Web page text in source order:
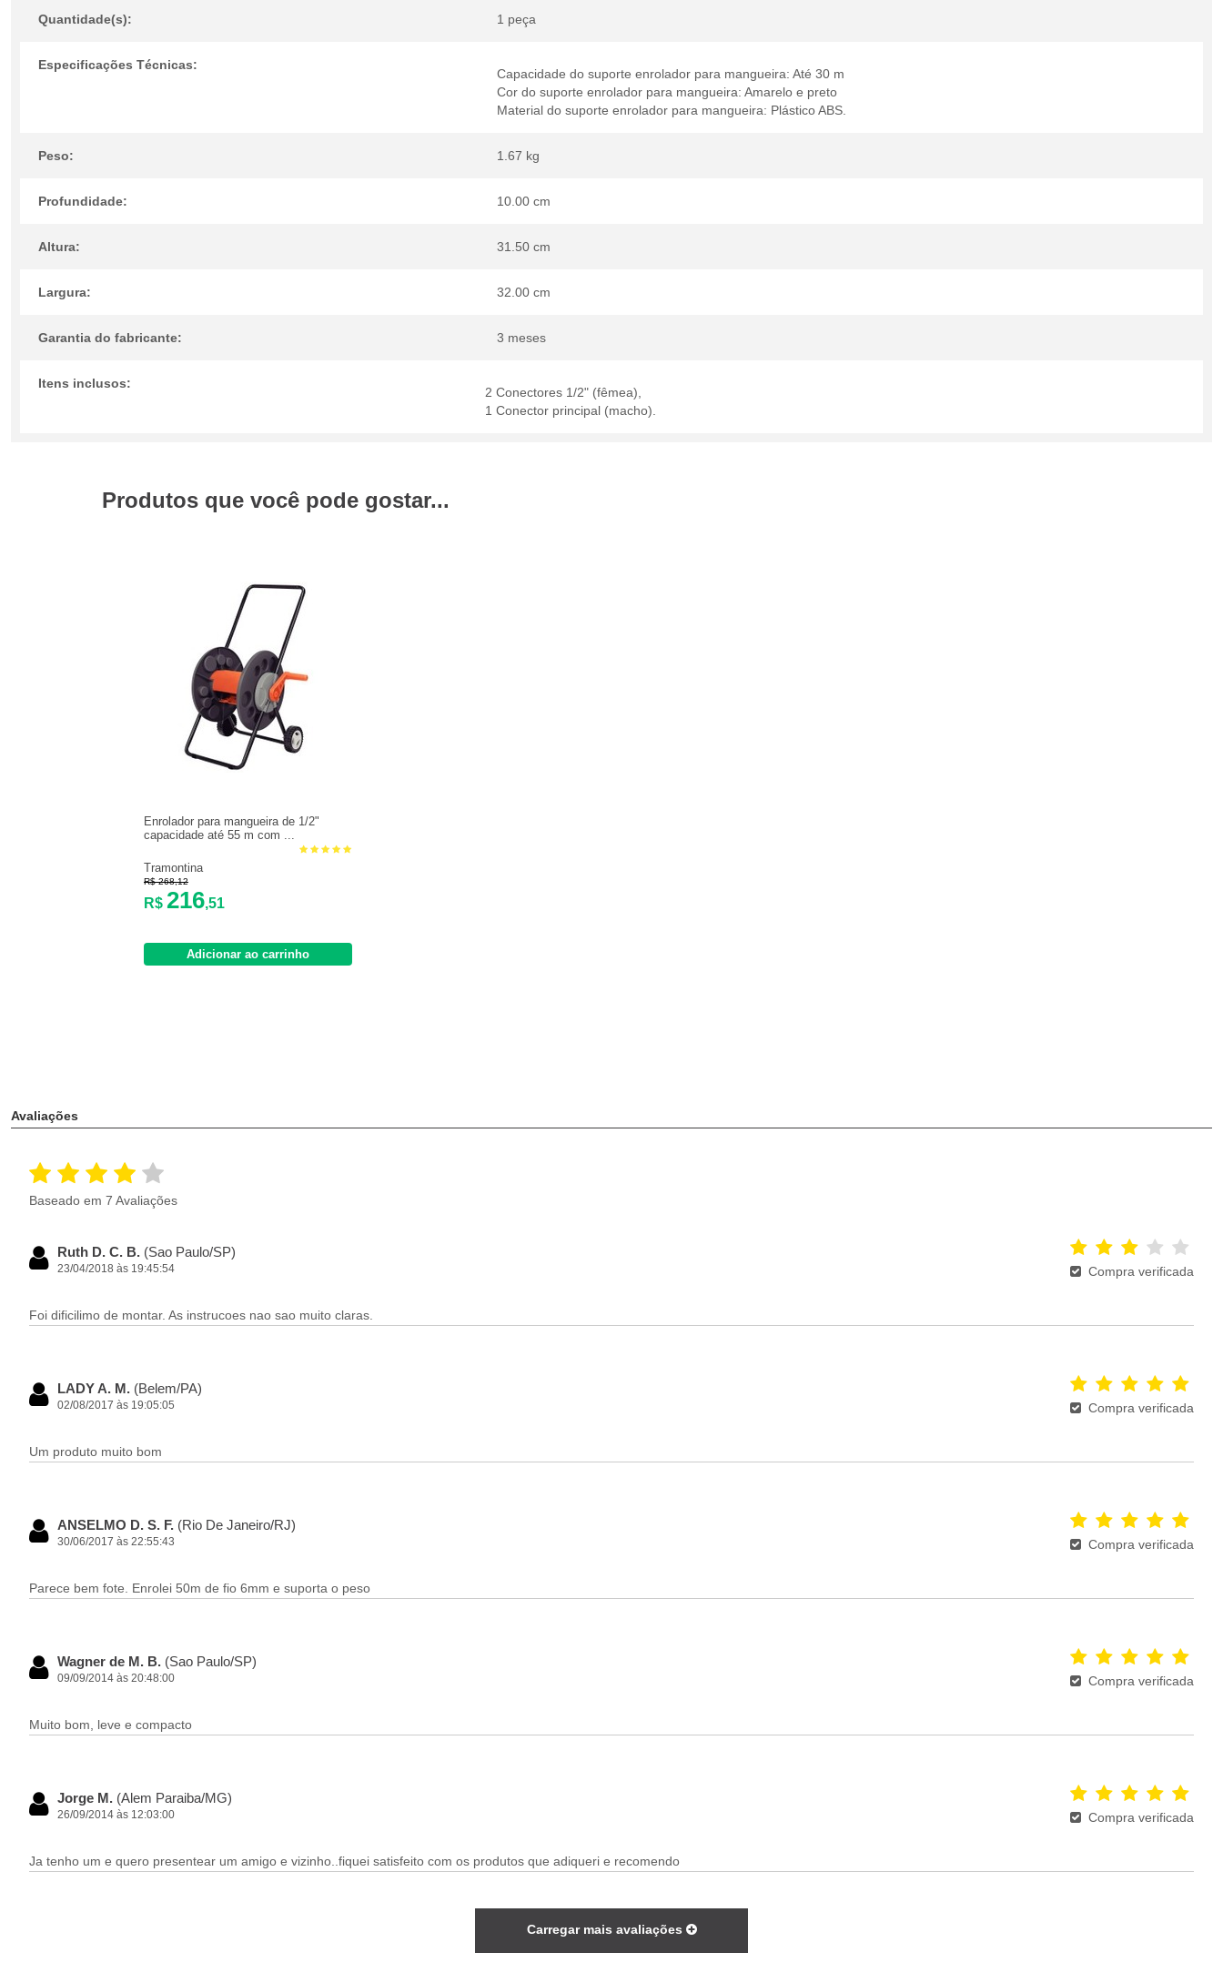
Quantidade(s): 1 peça
Especificações Técnicas:
Capacidade do suporte enrolador para mangueira: Até 30 m
Cor do suporte enrolador para mangueira: Amarelo e preto
Material do suporte enrolador para mangueira: Plástico ABS.
Peso: 1.67 kg
Profundidade: 10.00 cm
Altura: 31.50 cm
Largura: 32.00 cm
Garantia do fabricante: 3 meses
Itens inclusos:
2 Conectores 1/2" (fêmea),
1 Conector principal (macho).
Produtos que você pode gostar...
Enrolador para mangueira de 1/2"
capacidade até 55 m com ...
Tramontina
R$ 268,12
R$ 216,51
Adicionar ao carrinho
Avaliações
Baseado em 7 Avaliações
Ruth D. C. B. (Sao Paulo/SP)
23/04/2018 às 19:45:54 Compra verificada
Foi dificilimo de montar. As instrucoes nao sao muito claras.
LADY A. M. (Belem/PA)
02/08/2017 às 19:05:05 Compra verificada
Um produto muito bom
ANSELMO D. S. F. (Rio De Janeiro/RJ)
30/06/2017 às 22:55:43 Compra verificada
Parece bem fote. Enrolei 50m de fio 6mm e suporta o peso
Wagner de M. B. (Sao Paulo/SP)
09/09/2014 às 20:48:00 Compra verificada
Muito bom, leve e compacto
Jorge M. (Alem Paraiba/MG)
26/09/2014 às 12:03:00 Compra verificada
Ja tenho um e quero presentear um amigo e vizinho..fiquei satisfeito com os produtos que adiqueri e recomendo
Carregar mais avaliações